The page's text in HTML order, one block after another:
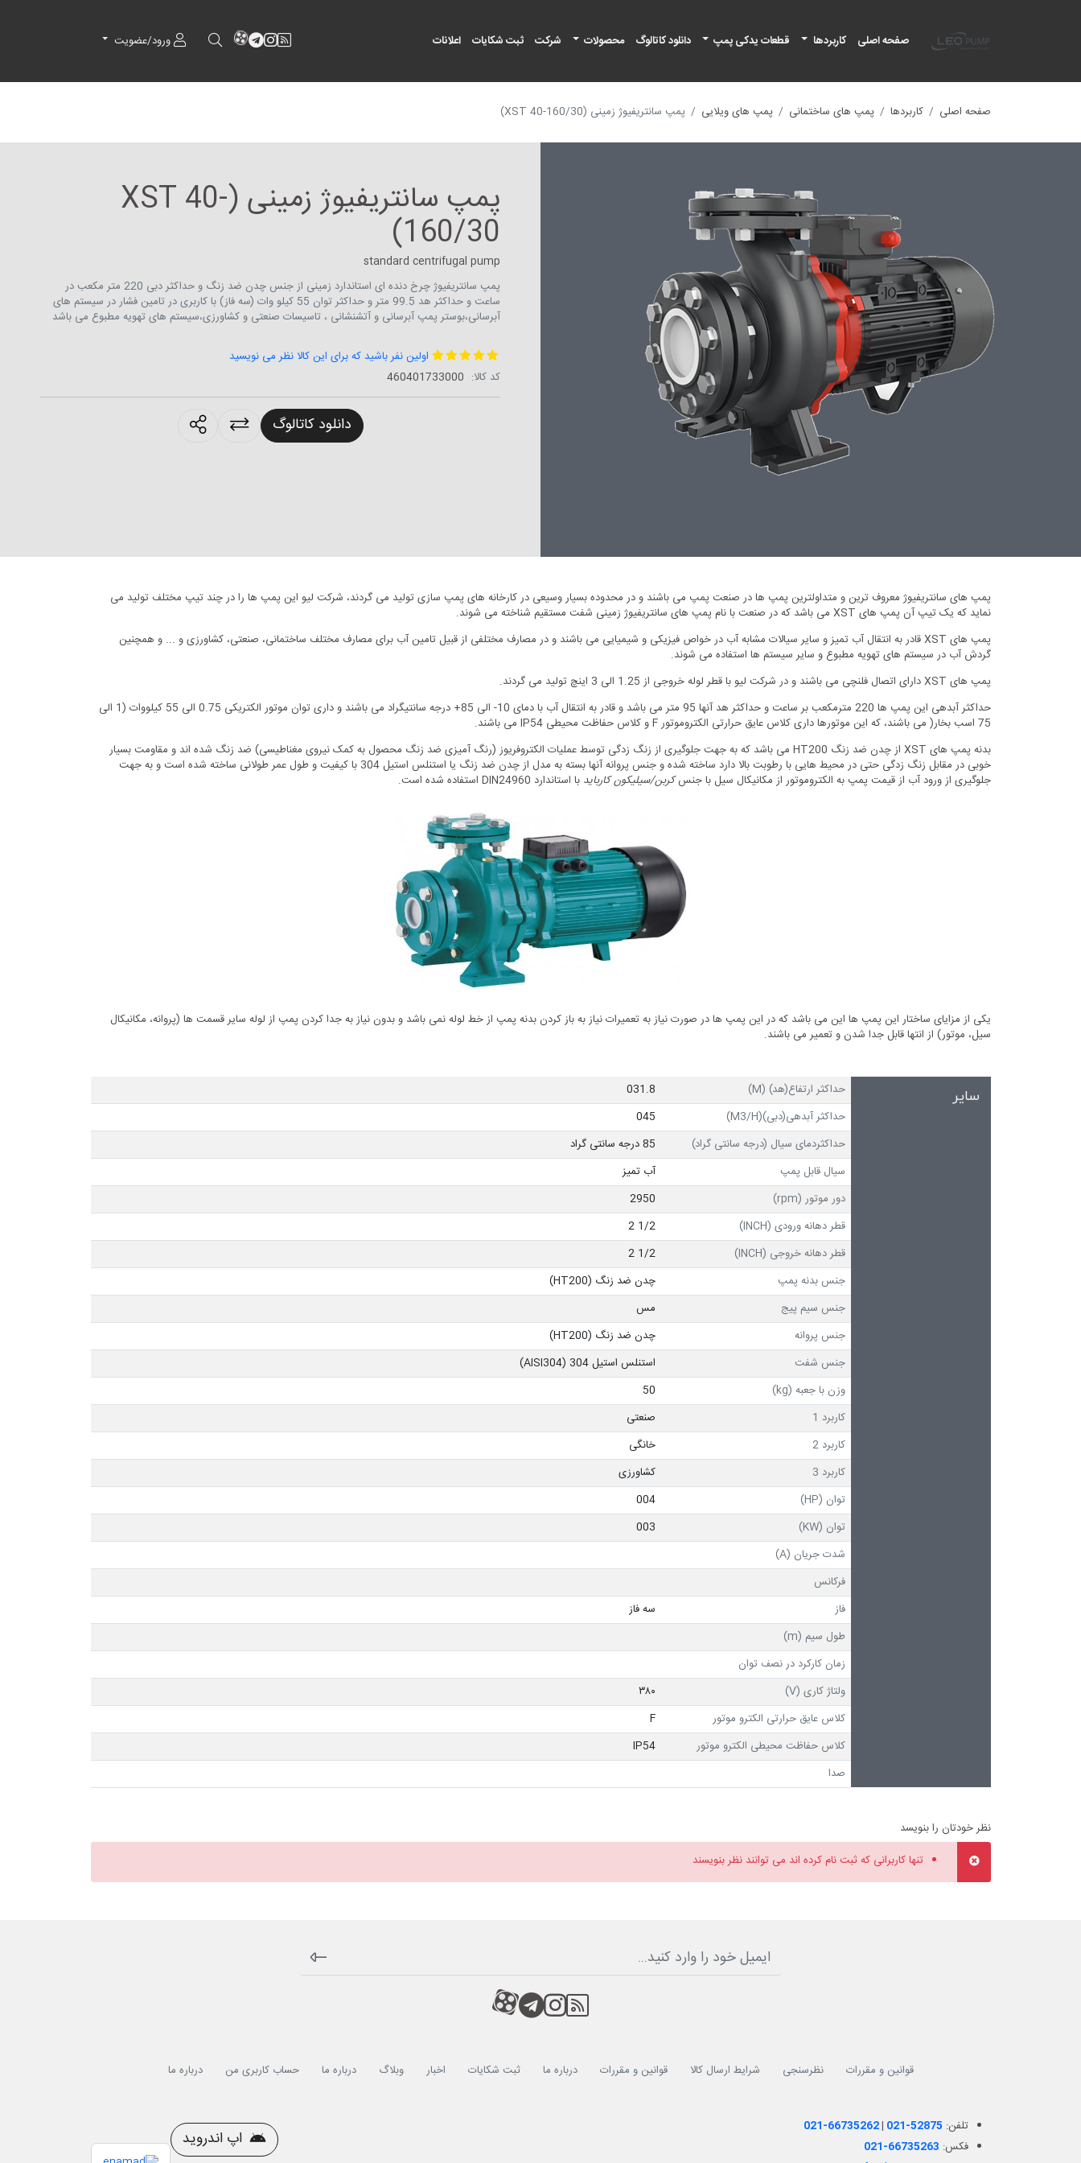
صفحه اصلی
کاربردها قطعات یدکی پمپ دانلود کاتالوگ محصولات شرکت ثبت شکایات اعلانات RSS
کانال آپارات
کانال تلگرام
کانال آپارات ورود/عضویت
صفحه اصلی کاربردها پمپ های ساختمانی پمپ های ویلایی پمپ سانتریفیوژ زمینی (XST 40-160/30)
پمپ سانتریفیوژ زمینی (XST 40-
160/30)
standard centrifugal pump
پمپ سانتریفیوژ چرخ دنده ای استاندارد زمینی از جنس چدن ضد زنگ و حداکثر دبی 220 متر مکعب در
ساعت و حداکثر هد 99.5 متر و حداکثر توان 55 کیلو وات (سه فاز) با کاربری در تامین فشار در سیستم های
آبرسانی،بوستر پمپ آبرسانی و آتشنشانی ، تاسیسات صنعتی و کشاورزی،سیستم های تهویه مطبوع می باشد
اولین نفر باشید که برای این کالا نظر می نویسید
کد کالا: 460401733000
دانلود کاتالوگ products.sharing
پمپ های سانتریفیوژ معروف ترین و متداولترین پمپ ها در صنعت پمپ می باشند و در محدوده بسیار وسیعی در کارخانه های پمپ سازی تولید می گردند، شرکت لیو این پمپ ها را در چند تیپ مختلف تولید می
نماید که یک تیپ آن پمپ های XST می باشد که در صنعت با نام پمپ های سانتریفیوژ زمینی شفت مستقیم شناخته می شوند.
پمپ های XST قادر به انتقال آب تمیز و سایر سیالات مشابه آب در خواص فیزیکی و شیمیایی می باشند و در مصارف مختلفی از قبیل تامین آب برای مصارف مختلف ساختمانی، صنعتی، کشاورزی و ... و همچنین
گردش آب در سیستم های تهویه مطبوع و سایر سیستم ها استفاده می شوند.
پمپ های XST دارای اتصال فلنچی می باشند و در شرکت لیو با قطر لوله خروجی از 1.25 الی 3 اینچ تولید می گردند.
حداکثر آبدهی این پمپ ها 220 مترمکعب بر ساعت و حداکثر هد آنها 95 متر می باشد و قادر به انتقال آب با دمای 10- الی 85+ درجه سانتیگراد می باشند و داری توان موتور الکتریکی 0.75 الی 55 کیلووات (1 الی
75 اسب بخار( می باشند، که این موتورها داری کلاس عایق حرارتی الکتروموتور F و کلاس حفاظت محیطی IP54 می باشند.
بدنه پمپ های XST از چدن ضد زنگ HT200 می باشد که به جهت جلوگیری از زنگ زدگی توسط عملیات الکتروفریوز (رنگ آمیزی ضد زنگ محصول به کمک نیروی مغناطیسی) ضد زنگ شده اند و مقاومت بسیار
خوبی در مقابل زنگ زدگی حتی در محیط هایی با رطوبت بالا دارد ساخته شده و جنس پروانه آنها بسته به مدل از چدن ضد زنگ یا استنلس استیل 304 با کیفیت و طول عمر طولانی ساخته شده است و به جهت
جلوگیری از ورود آب از قیمت پمپ به الکتروموتور از مکانیکال سیل با جنسکربن/سیلیکون کارباید با استاندارد DIN24960 استفاده شده است.
یکی از مزایای ساختار این پمپ ها این می باشد که در این پمپ ها در صورت نیاز به تعمیرات نیاز به باز کردن بدنه پمپ از خط لوله نمی باشد و بدون نیاز به جدا کردن پمپ از لوله سایر قسمت ها (پروانه، مکانیکال
سیل، موتور) از انتها قابل جدا شدن و تعمیر می باشند.
سایر حداکثر ارتفاع(هد) (M)
031.8
حداکثر آبدهی(دبی)(M3/H)
045
حداکثردمای سیال (درجه سانتی گراد)
85 درجه سانتی گراد
سیال قابل پمپ
آب تمیز
دور موتور (rpm)
2950
قطر دهانه ورودی (INCH)
1/2 2
قطر دهانه خروجی (INCH)
1/2 2
جنس بدنه پمپ
چدن ضد زنگ (HT200)
جنس سیم پیج
مس
جنس پروانه
چدن ضد زنگ (HT200)
جنس شفت
استنلس استیل 304 (AISI304)
وزن با جعبه (kg)
50
کاربرد 1
صنعتی
کاربرد 2
خانگی
کاربرد 3
کشاورزی
توان (HP)
004
توان (KW)
003
شدت جریان (A)
فرکانس
فاز
سه فاز
طول سیم (m)
زمان کارکرد در نصف توان
ولتاژ کاری (V)
۳۸۰
کلاس عایق حرارتی الکترو موتور
F
کلاس حفاظت محیطی الکترو موتور
IP54
صدا
نظر خودتان را بنویسد
تنها کاربرانی که ثبت نام کرده اند می توانند نظر بنویسند
RSS
کانال آپارات
کانال تلگرام
کانال آپارات
قوانین و مقررات نظرسنجی شرایط ارسال کالا قوانین و مقررات درباره ما ثبت شکایات اخبار وبلاگ درباره ما حساب کاربری من درباره ما
تلفن: 021-66735262| 021-52875
فکس: 021-66735263
اپ اندروید